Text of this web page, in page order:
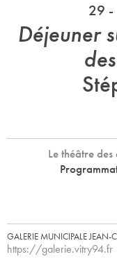
29
Déjeuner
Le théâtre
GALERIE MUNICIPALE JEAN-
https://galerie.vitry94.fr